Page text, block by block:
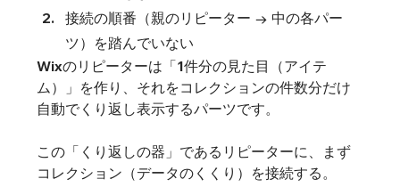
接続の順番（親のリピーター → 中の各パー
ツ）を踏んでいない
Wixのリピーターは「1件分の見た目（アイテ
ム）」を作り、それをコレクションの件数分だけ
自動でくり返し表示するパーツです。
この「くり返しの器」であるリピーターに、まず
コレクション（データのくくり）を接続する。